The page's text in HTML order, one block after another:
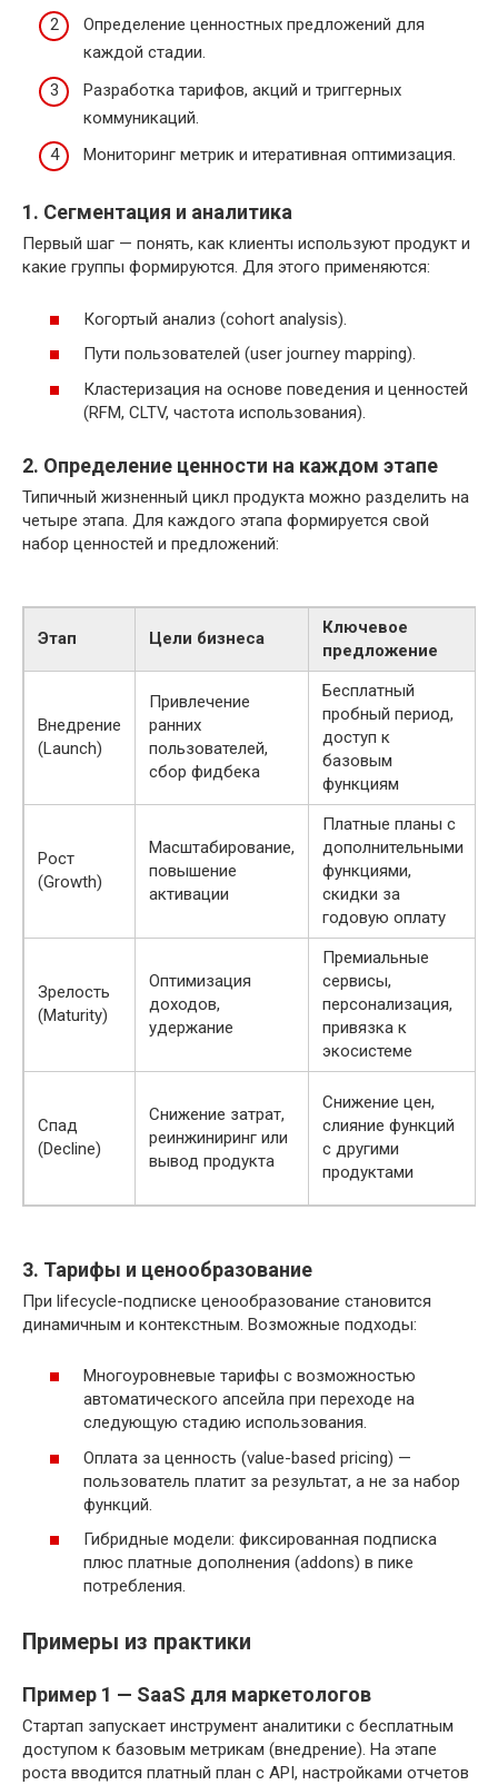
Определение ценностных предложений для
каждой стадии.
Разработка тарифов, акций и триггерных
коммуникаций.
Мониторинг метрик и итеративная оптимизация.
1. Сегментация и аналитика
Первый шаг — понять, как клиенты используют продукт и
какие группы формируются. Для этого применяются:
Когортый анализ (cohort analysis).
Пути пользователей (user journey mapping).
Кластеризация на основе поведения и ценностей
(RFM, CLTV, частота использования).
2. Определение ценности на каждом этапе
Типичный жизненный цикл продукта можно разделить на
четыре этапа. Для каждого этапа формируется свой
набор ценностей и предложений:
Этап Цели бизнеса
Ключевое
предложение
Внедрение
(Launch)
Привлечение
ранних
пользователей,
сбор фидбека
Бесплатный
пробный период,
доступ к
базовым
функциям
Рост
(Growth)
Масштабирование,
повышение
активации
Платные планы с
дополнительными
функциями,
скидки за
годовую оплату
Зрелость
(Maturity)
Оптимизация
доходов,
удержание
Премиальные
сервисы,
персонализация,
привязка к
экосистеме
Спад
(Decline)
Снижение затрат,
реинжиниринг или
вывод продукта
Снижение цен,
слияние функций
с другими
продуктами
3. Тарифы и ценообразование
При lifecycle-подписке ценообразование становится
динамичным и контекстным. Возможные подходы:
Многоуровневые тарифы с возможностью
автоматического апсейла при переходе на
следующую стадию использования.
Оплата за ценность (value-based pricing) —
пользователь платит за результат, а не за набор
функций.
Гибридные модели: фиксированная подписка
плюс платные дополнения (addons) в пике
потребления.
Примеры из практики
Пример 1 — SaaS для маркетологов
Стартап запускает инструмент аналитики с бесплатным
доступом к базовым метрикам (внедрение). На этапе
роста вводится платный план с API, настройками отчетов